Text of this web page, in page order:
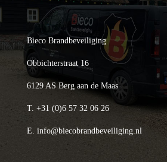
Bieco Brandbeveiliging
Obbichterstraat 16
6129 AS Berg aan de Maas
T. +31 (0)6 57 32 06 26
E. info@biecobrandbeveiliging.nl